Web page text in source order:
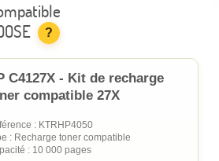
?
C4127X - Kit de recharge
compatible 27X
: KTRHP4050
: Recharge toner compatible
: 10 000 pages